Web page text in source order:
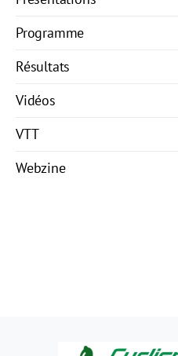
Programme
Résultats
Vidéos
VTT
Webzine